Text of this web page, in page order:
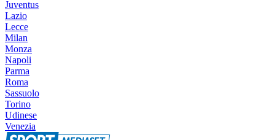
Juventus
Lazio
Lecce
Milan
Monza
Napoli
Parma
Roma
Sassuolo
Torino
Udinese
Venezia